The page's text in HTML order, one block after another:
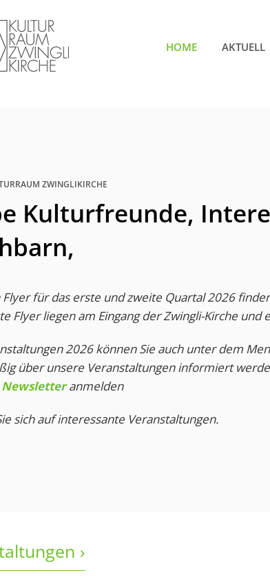
HOME AKTUELL
ZWINGLIKIRCHE
Kulturfreunde,
für das erste und zweite Quartal 2026
Flyer liegen am Eingang der Zwingli-Kirche und
2026 können Sie auch unter dem
über unsere Veranstaltungen informiert
Newsletteranmelden
sich auf interessante Veranstaltungen.
›